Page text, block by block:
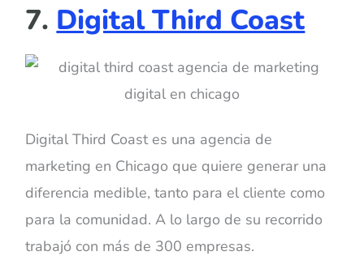
7. Digital Third Coast
Digital Third Coast es una agencia de
marketing en Chicago que quiere generar una
diferencia medible, tanto para el cliente como
para la comunidad. A lo largo de su recorrido
trabajó con más de 300 empresas.